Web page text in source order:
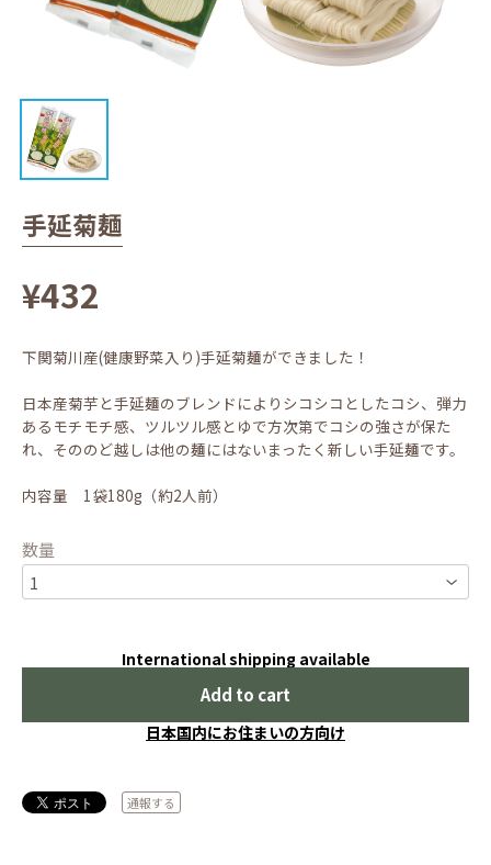
手延菊麺
¥432
下関菊川産(健康野菜入り)手延菊麺ができました！
日本産菊芋と手延麺のブレンドによりシコシコとしたコシ、弾力
あるモチモチ感、ツルツル感とゆで方次第でコシの強さが保た
れ、そののど越しは他の麺にはないまったく新しい手延麺です。
内容量 1袋180g（約2人前）
数量
International shipping available
Add to cart
日本国内にお住まいの方向け
通報する